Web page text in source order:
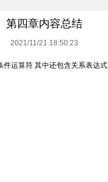
第四章内容总结
2021/11/21 18:50:23
运算符 其中还包含关系表达式